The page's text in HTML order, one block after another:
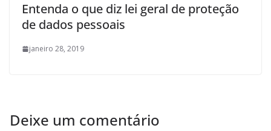
Entenda o que diz lei geral de proteção
de dados pessoais
janeiro 28, 2019
Deixe um comentário